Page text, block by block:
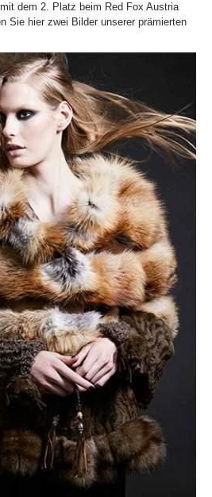
dem 2. Platz beim Red Fox Austria
Sie hier zwei Bilder unserer prämierten